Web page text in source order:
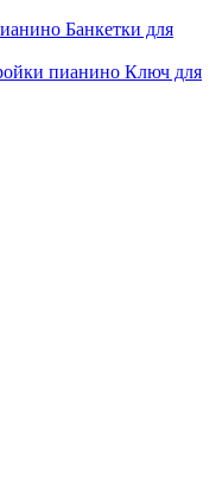
Банкетки для
Ключ для